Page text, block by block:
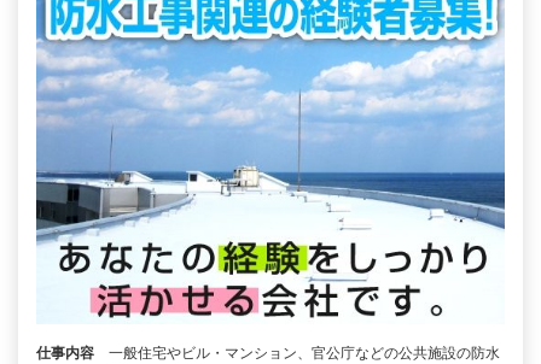
仕事内容
一般住宅やビル・マンション、官公庁などの公共施設の防水